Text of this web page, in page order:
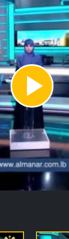
Play
Video